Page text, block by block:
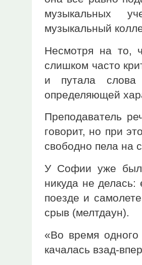
музыкальных
музыкальный
Несмотря на то,
слишком часто
и путала слова
определяющей
Преподаватель
говорит, но при
свободно пела на
У Софии уже
никуда не делась:
поезде и
срыв (мелтдаун).
«Во время
качалась взад-